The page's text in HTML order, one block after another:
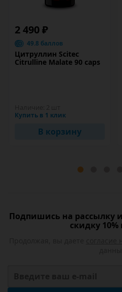
2 490 ₽
49.8 баллов
Цитруллин Scitec
Citrulline Malate 90 caps
Купить в 1 клик
В корзину
Подпишись на рассылку
скидку 10%